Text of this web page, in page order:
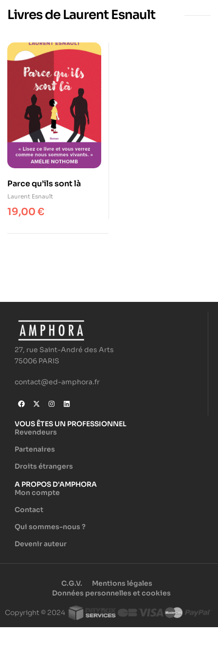
Livres de Laurent Esnault
Parce qu’ils sont là
Laurent Esnault
19,00 €
27, rue Saint-André des Arts
75006 PARIS
contact@ed-amphora.fr
VOUS ÊTES UN PROFESSIONNEL
Revendeurs
Partenaires
Droits étrangers
A PROPOS D'AMPHORA
Mon compte
Contact
Qui sommes-nous ?
Devenir auteur
C.G.V.
Mentions légales
Données personnelles et cookies
Copyright © 2024